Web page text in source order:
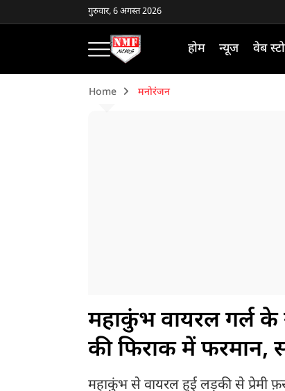
गुरुवार, 6 अगस्त 2026
होम न्यूज वेब
Home मनोरंजन
महाकुंभ वायरल गर्ल के
की फिराक में फरमान,
महाकुंभ से वायरल हुई लड़की से प्रेमी